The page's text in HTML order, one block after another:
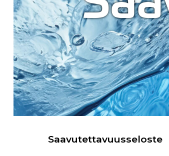
Saavutettavuusseloste